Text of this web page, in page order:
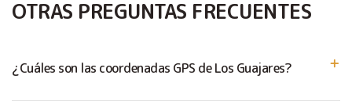
OTRAS PREGUNTAS FRECUENTES
¿Cuáles son las coordenadas GPS de Los Guajares?